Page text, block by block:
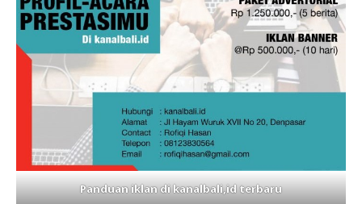
Panduan iklan di kanalbali,id terbaru